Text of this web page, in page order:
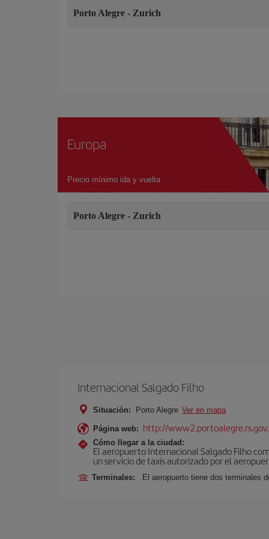
Porto Alegre - Zurich
Europa
Precio mínimo ida y vuelta
Porto Alegre - Zurich
Internacional Salgado Filho
Situación: Porto Alegre Ver en mapa
Página web: http://
Cómo llegar a la ciudad:
El aeropuerto Internacional Salgado Filho
un servicio de taxis autorizado por el
Terminales: El aeropuerto tiene dos terminales